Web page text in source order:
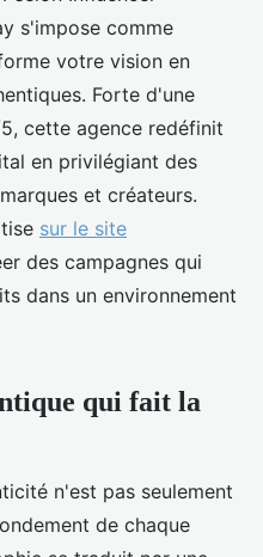
s'impose comme
votre vision en
Forte d'une
cette agence redéfinit
en privilégiant des
et créateurs.
sur le site
des campagnes qui
dans un environnement
qui fait la
n'est pas seulement
de chaque